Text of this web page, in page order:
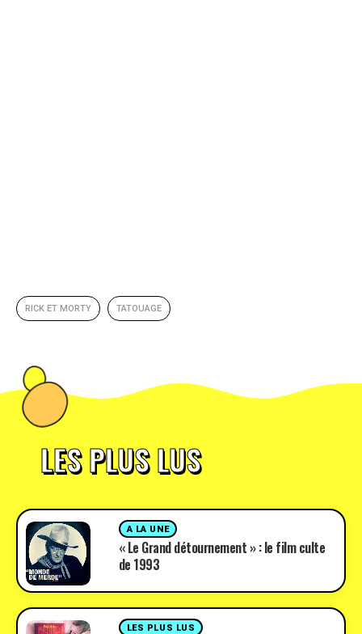
RICK ET MORTY TATOUAGE
LES PLUS LUS
A LA UNE
« Le Grand détournement » : le film culte
de 1993
LES PLUS LUS